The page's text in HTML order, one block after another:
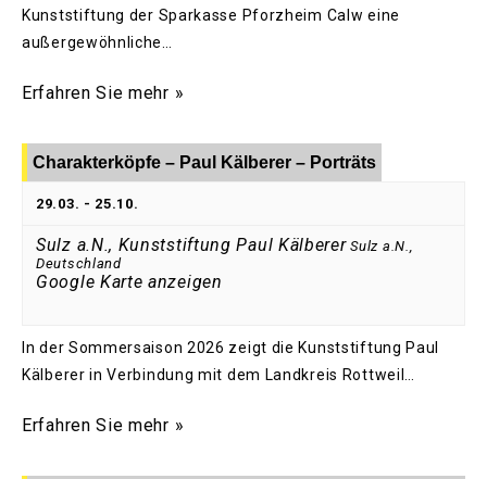
Kunststiftung der Sparkasse Pforzheim Calw eine
außergewöhnliche…
Erfahren Sie mehr »
Charakterköpfe – Paul Kälberer – Porträts
29.03. - 25.10.
Sulz a.N., Kunststiftung Paul Kälberer Sulz a.N.,
Deutschland
Google Karte anzeigen
In der Sommersaison 2026 zeigt die Kunststiftung Paul
Kälberer in Verbindung mit dem Landkreis Rottweil…
Erfahren Sie mehr »